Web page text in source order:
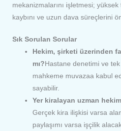
mekanizmalarını işletmesi;
kaybını ve uzun dava süreçlerini
Sık Sorulan Sorular
Hekim, şirketi üzerinden
mı?Hastane denetimi ve
mahkeme muvazaa kabul
sayabilir.
Yer kiralayan uzman
Gerçek kira ilişkisi varsa
paylaşımı varsa işçilik